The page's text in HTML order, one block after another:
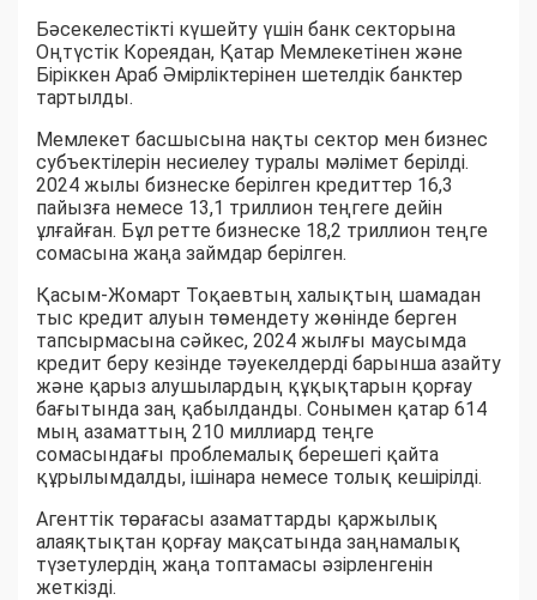
Бәсекелестікті күшейту үшін банк секторына
Оңтүстік Кореядан, Қатар Мемлекетінен және
Біріккен Араб Әмірліктерінен шетелдік банктер
тартылды.
Мемлекет басшысына нақты сектор мен бизнес
субъектілерін несиелеу туралы мәлімет берілді.
2024 жылы бизнеске берілген кредиттер 16,3
пайызға немесе 13,1 триллион теңгеге дейін
ұлғайған. Бұл ретте бизнеске 18,2 триллион теңге
сомасына жаңа займдар берілген.
Қасым-Жомарт Тоқаевтың халықтың шамадан
тыс кредит алуын төмендету жөнінде берген
тапсырмасына сәйкес, 2024 жылғы маусымда
кредит беру кезінде тәуекелдерді барынша азайту
және қарыз алушылардың құқықтарын қорғау
бағытында заң қабылданды. Сонымен қатар 614
мың азаматтың 210 миллиард теңге
сомасындағы проблемалық берешегі қайта
құрылымдалды, ішінара немесе толық кешірілді.
Агенттік төрағасы азаматтарды қаржылық
алаяқтықтан қорғау мақсатында заңнамалық
түзетулердің жаңа топтамасы әзірленгенін
жеткізді.